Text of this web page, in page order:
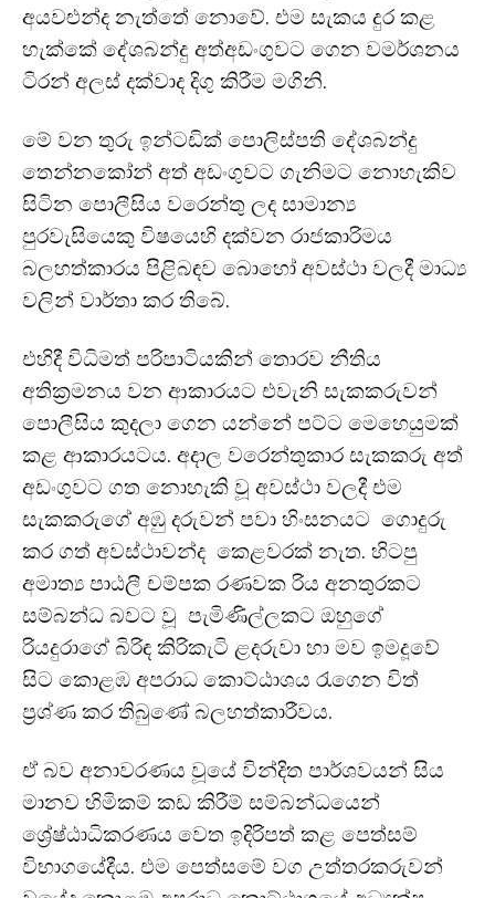
අයවළුන්ද නැත්තේ නොවේ. එම සැකය දුර කළ
හැක්කේ දේශබන්දු අත්අඩංගුවට ගෙන වමර්ශනය
ටිරන් අලස් දක්වාද දිගු කිරීම මගිනි.
මේ වන තුරු ඉන්ටඩික් පොලිස්පති දේශබන්දු
තෙන්නකෝන් අත් අඩංගුවට ගැනිමට නොහැකිව
සිටින පොලීසිය වරෙන්තු ලද සාමාන්‍ය
පුරවැසියෙකු විෂයෙහි දක්වන රාජකාරිමය
බලහත්කාරය පිළිබඳව බොහෝ අවස්ථා වලදී මාධ්‍ය
වලින් වාර්තා කර තිබේ.
එහිදී විධිමත් පරිපාටියකින් තොරව නීතිය
අතික්‍රමනය වන ආකාරයට එවැනි සැකකරුවන්
පොලීසිය කුදලා ගෙන යන්නේ පට්ට මෙහෙයුමක්
කළ ආකාරයටය. අදාල වරෙන්තුකාර සැකකරු අත්
අඩංගුවට ගත නොහැකි වූ අවස්ථා වලදී එම
සැකකරුගේ අඹු දරුවන් පවා හිංසනය⁣ට ගොදුරු
කර ගත් අවස්ථාවන්ද කෙළවරක් නැත. හිටපු
අමාත්‍ය පාඨලී චම්පක රණවක රිය අනතුරකට
සම්බන්ධ බවට වූ පැමිණිල්ලකට ඔහුගේ
රියදුරාගේ බිරිඳ කිරිකැටි ළදරුවා හා මව ඉමදූවේ
සිට කොළඹ අපරාධ කොට්ඨාශය රැගෙන විත්
ප්‍රශ්ණ කර තිබුණේ බලහත්කාරීවය.
ඒ බව අනාවරණය වූයේ වින්දිත පාර්ශවයන් සිය
මානව හිමිකම් කඩ කිරීම් සම්බන්ධයෙන්
ශ්‍රේෂ්ඨාධිකරණය වෙත ඉදිරිපත් කළ පෙත්සම්
විභාගයේදීය. ⁣එම පෙත්සමේ වග උත්තරකරුවන්